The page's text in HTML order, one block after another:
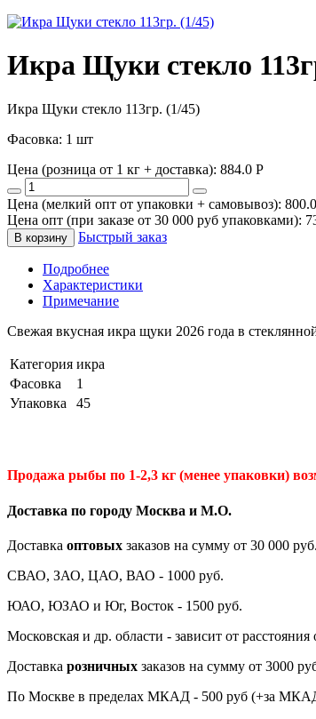
Икра Щуки стекло
Икра Щуки стекло 113гр. (1/45)
Фасовка: 1 шт
Цена (розница от 1 кг + доставка): 884.0 P
Цена (мелкий опт от упаковки + самовывоз): 800.0
Цена опт (при заказе от 30 000 руб упаковками):
В корзину Быстрый заказ
Подробнее
Характеристики
Примечание
Свежая вкусная икра щуки 2026 года в
Категория икра
Фасовка
1
Упаковка
45
Продажа рыбы по 1-2,3 кг (менее упаковки)
Доставка по городу Москва и М.О.
Доставка оптовых заказов на сумму от 30 000 руб.
СВАО, ЗАО, ЦАО, ВАО - 1000 руб.
ЮАО, ЮЗАО и Юг, Восток - 1500 руб.
Московская и др. области - зависит от
Доставка розничных заказов на сумму от 3000
По Москве в пределах МКАД - 500 руб (+за